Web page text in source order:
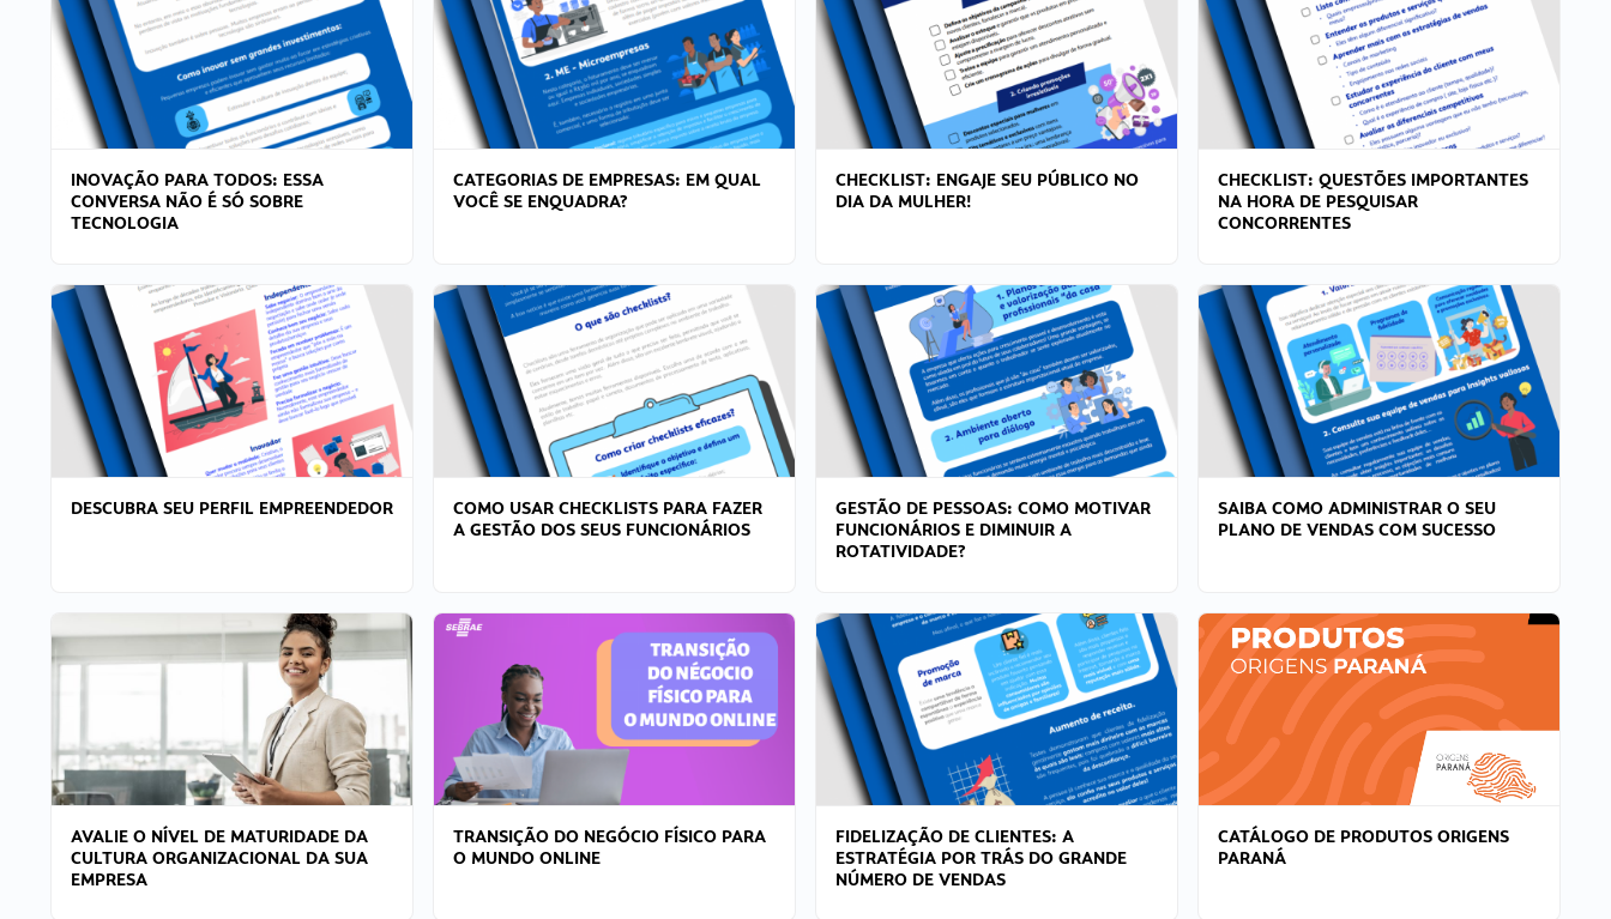
INOVAÇÃO PARA TODOS: ESSA
CONVERSA NÃO É SÓ SOBRE
TECNOLOGIA
CATEGORIAS DE EMPRESAS: EM QUAL
VOCÊ SE ENQUADRA?
CHECKLIST: ENGAJE SEU PÚBLICO NO
DIA DA MULHER!
CHECKLIST: QUESTÕES IMPORTANTES
NA HORA DE PESQUISAR
CONCORRENTES
DESCUBRA SEU PERFIL EMPREENDEDOR
COMO USAR CHECKLISTS PARA FAZER
A GESTÃO DOS SEUS FUNCIONÁRIOS
GESTÃO DE PESSOAS: COMO MOTIVAR
FUNCIONÁRIOS E DIMINUIR A
ROTATIVIDADE?
SAIBA COMO ADMINISTRAR O SEU
PLANO DE VENDAS COM SUCESSO
AVALIE O NÍVEL DE MATURIDADE DA
CULTURA ORGANIZACIONAL DA SUA
EMPRESA
TRANSIÇÃO DO NEGÓCIO FÍSICO PARA
O MUNDO ONLINE
FIDELIZAÇÃO DE CLIENTES: A
ESTRATÉGIA POR TRÁS DO GRANDE
NÚMERO DE VENDAS
CATÁLOGO DE PRODUTOS ORIGENS
PARANÁ